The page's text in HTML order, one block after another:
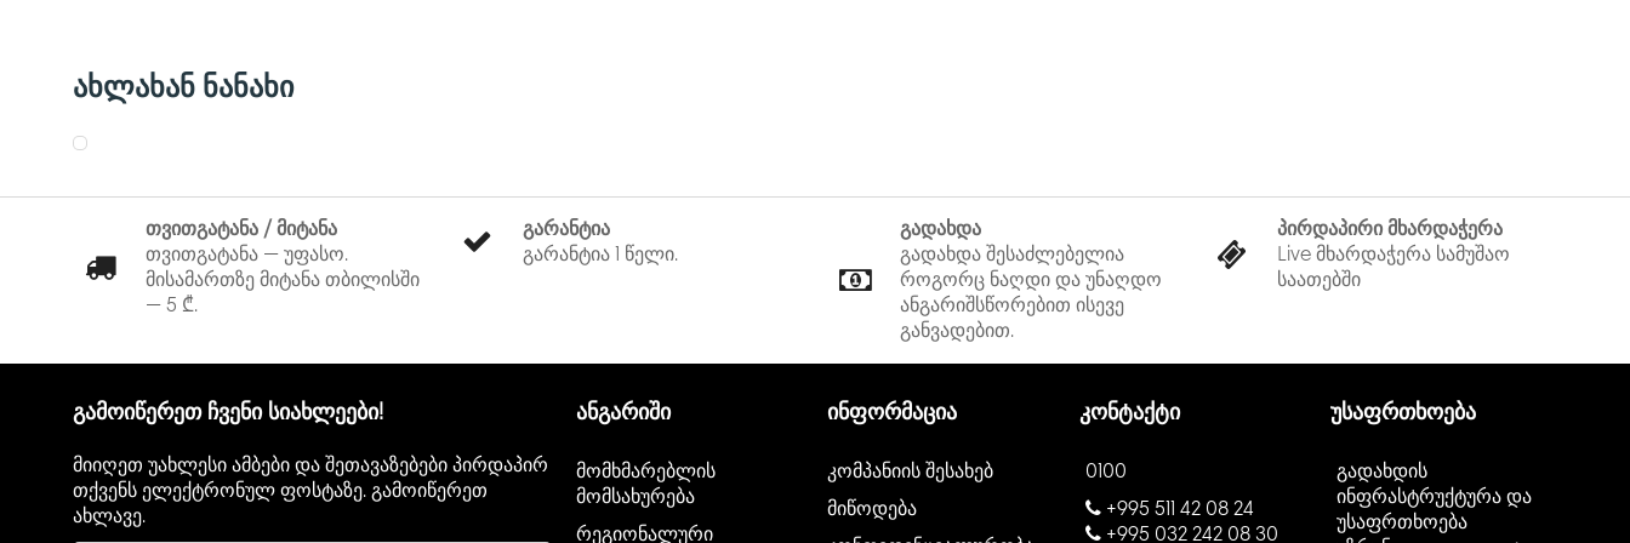
DGS-49, 133.
ახლახან ნანახი
თვითგატანა / მიტანა
თვითგატანა — უფასო.
მისამართზე მიტანა თბილისში
— 5 ₾.
გარანტია
გარანტია 1 წელი.
გადახდა
გადახდა შესაძლებელია
როგორც ნაღდი და უნაღდო
ანგარიშსწორებით ისევე
განვადებით.
პირდაპირი მხარდაჭერა
Live მხარდაჭერა სამუშაო
საათებში
გამოიწერეთ ჩვენი სიახლეები!
მიიღეთ უახლესი ამბები და შეთავაზებები პირდაპირ
თქვენს ელექტრონულ ფოსტაზე. გამოიწერეთ
ახლავე.
ანგარიში
მომხმარებლის
მომსახურება
რეგიონალური
ინფორმაცია
კომპანიის შესახებ
მიწოდება
კონტაქტი
0100
+995 511 42 08 24
+995 032 242 08 30
უსაფრთხოება
გადახდის
ინფრასტრუქტურა და
უსაფრთხოება